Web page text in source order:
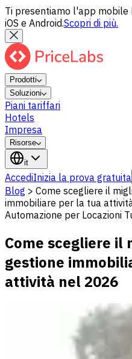
Ti presentiamo l'app mobile
iOS e Android.Scopri di più.
Prodotti
Soluzioni
Piani tariffari
Hotels
Impresa
Risorse
it
AccediInizia la prova gratuita
Blog > Come scegliere il
immobiliare per la tua
Automazione per Locazioni
Come scegliere
gestione
attività nel 2026